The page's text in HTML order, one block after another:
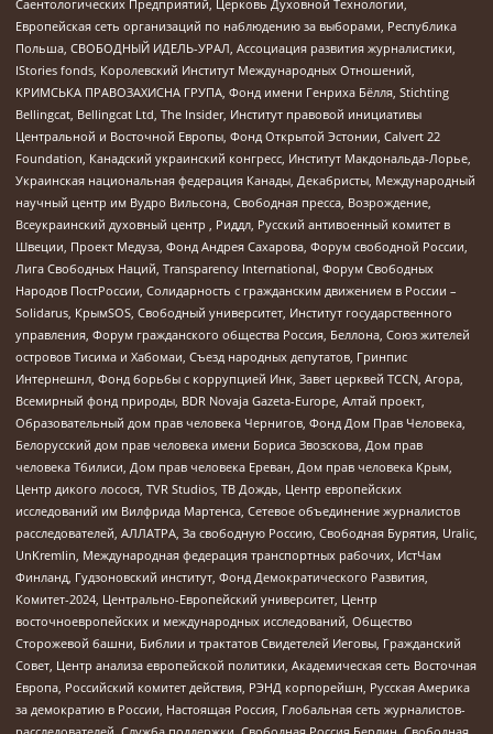
Саентологических Предприятий, Церковь Духовной Технологии,
Европейская сеть организаций по наблюдению за выборами, Республика
Польша, СВОБОДНЫЙ ИДЕЛЬ-УРАЛ, Ассоциация развития журналистики,
IStories fonds, Королевский Институт Международных Отношений,
КРИМСЬКА ПРАВОЗАХИСНА ГРУПА, Фонд имени Генриха Бёлля, Stichting
Bellingcat, Bellingcat Ltd, The Insider, Институт правовой инициативы
Центральной и Восточной Европы, Фонд Открытой Эстонии, Calvert 22
Foundation, Канадский украинский конгресс, Институт Макдональда-Лорье,
Украинская национальная федерация Канады, Декабристы, Международный
научный центр им Вудро Вильсона, Свободная пресса, Возрождение,
Всеукраинский духовный центр , Риддл, Русский антивоенный комитет в
Швеции, Проект Медуза, Фонд Андрея Сахарова, Форум свободной России,
Лига Свободных Наций, Transparеncy International, Форум Свободных
Народов ПостРоссии, Солидарность с гражданским движением в России –
Solidarus, КрымSOS, Свободный университет, Институт государственного
управления, Форум гражданского общества Россия, Беллона, Союз жителей
островов Тисима и Хабомаи, Съезд народных депутатов, Гринпис
Интернешнл, Фонд борьбы с коррупцией Инк, Завет церквей TCCN, Агора,
Всемирный фонд природы, BDR Novaja Gazeta-Europe, Алтай проект,
Образовательный дом прав человека Чернигов, Фонд Дом Прав Человека,
Белорусский дом прав человека имени Бориса Звозскова, Дом прав
человека Тбилиси, Дом прав человека Ереван, Дом прав человека Крым,
Центр дикого лосося, TVR Studios, ТВ Дождь, Центр европейских
исследований им Вилфрида Мартенса, Сетевое объединение журналистов
расследователей, АЛЛАТРА, За свободную Россию, Свободная Бурятия, Uralic,
UnKremlin, Международная федерация транспортных рабочих, ИстЧам
Финланд, Гудзоновский институт, Фонд Демократического Развития,
Комитет-2024, Центрально-Европейский университет, Центр
восточноевропейских и международных исследований, Общество
Сторожевой башни, Библии и трактатов Свидетелей Иеговы, Гражданский
Совет, Центр анализа европейской политики, Академическая сеть Восточная
Европа, Российский комитет действия, РЭНД корпорейшн, Русская Америка
за демократию в России, Настоящая Россия, Глобальная сеть журналистов-